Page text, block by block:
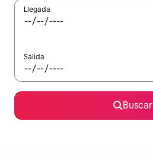
Llegada
Salida
Buscar